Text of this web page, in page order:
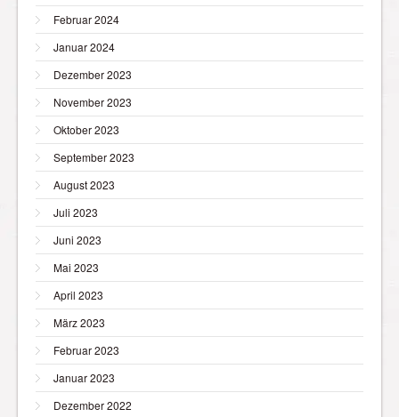
Februar 2024
Januar 2024
Dezember 2023
November 2023
Oktober 2023
September 2023
August 2023
Juli 2023
Juni 2023
Mai 2023
April 2023
März 2023
Februar 2023
Januar 2023
Dezember 2022